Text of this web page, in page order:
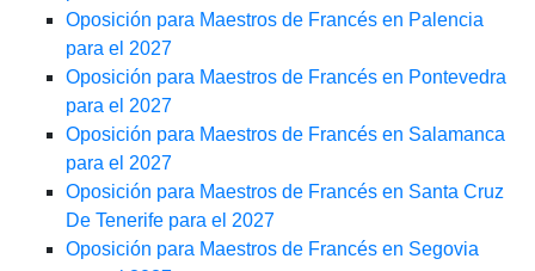
Oposición para Maestros de Francés en Palencia
para el 2027
Oposición para Maestros de Francés en Pontevedra
para el 2027
Oposición para Maestros de Francés en Salamanca
para el 2027
Oposición para Maestros de Francés en Santa Cruz
De Tenerife para el 2027
Oposición para Maestros de Francés en Segovia